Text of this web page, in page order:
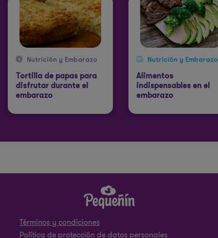
Nutrición y Embarazo
Tortilla de papas para
disfrutar durante el
embarazo
Nutrición y Embarazo
Alimentos
indispensables en el
embarazo
Términos y condiciones
Política de protección de datos personales